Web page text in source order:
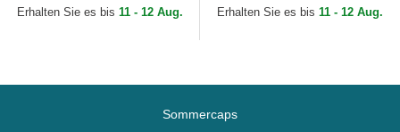
Era
Erhalten Sie es bis 11 - 12 Aug.
Yankees MLB von New Era
Erhalten Sie es bis 11 - 12 Aug.
Sommercaps